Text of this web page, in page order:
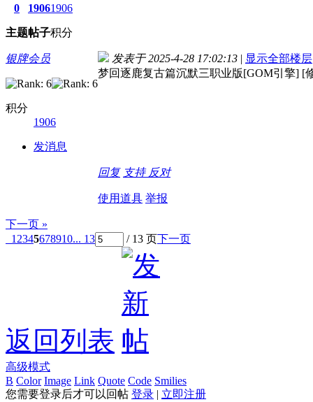
0
主题
1906
帖子
1906
积分
银牌会员
积分
1906
发消息
发表于 2025-4-28 17:02:13 | 显示全部楼层
梦回逐鹿复古篇沉默三职业版[GOM引擎] [
回复 支持 反对
使用道具 举报
下一页 »
1 2345678910... 13 / 13 页下一页
返回列表
高级模式
B Color Image Link Quote Code Smilies
您需要登录后才可以回帖 登录 | 立即注册